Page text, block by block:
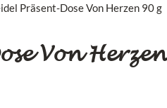
Präsent-Dose Von Herzen 90 g
Von Herzen